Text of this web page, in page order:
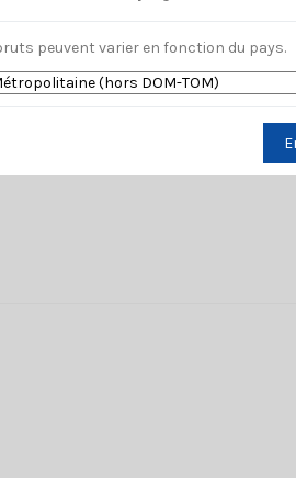
peuvent varier en fonction du pays.